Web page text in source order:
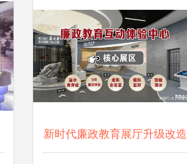
新时代廉政教育展厅升级改造